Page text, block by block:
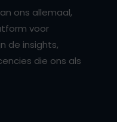
ons allemaal,
voor
de insights,
die ons als